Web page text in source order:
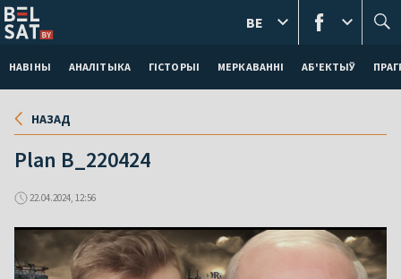
НАВІНЫ АНАЛІТЫКА ГІСТОРЫІ МЕРКАВАННI АБ'ЕКТЫЎ
BE
НАЗАД
Plan B_220424
22.04.2024, 12:56